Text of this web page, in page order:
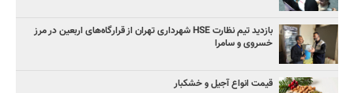
بازدید تیم نظارت HSE شهرداری تهران از قرارگاه‌های اربعین در مرز
خسروی و سامرا
قیمت انواع آجیل و خشکبار